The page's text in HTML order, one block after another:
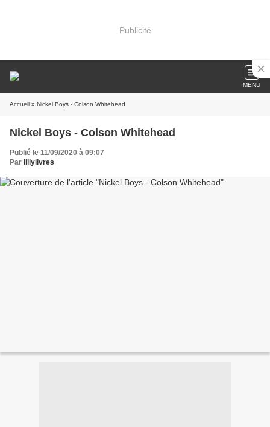
Publicité
MENU
Accueil » Nickel Boys - Colson Whitehead
Nickel Boys - Colson Whitehead
Publié le 11/09/2020 à 09:07
Par lillylivres